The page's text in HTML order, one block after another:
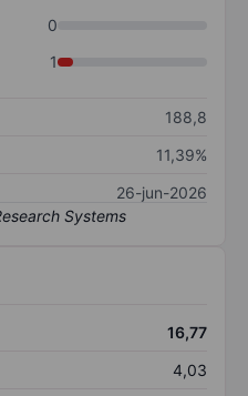
0
1
188,8
11,39%
26-jun-2026
16,77
4,03